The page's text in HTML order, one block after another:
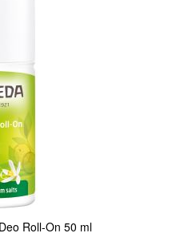
Roll-On 50 ml